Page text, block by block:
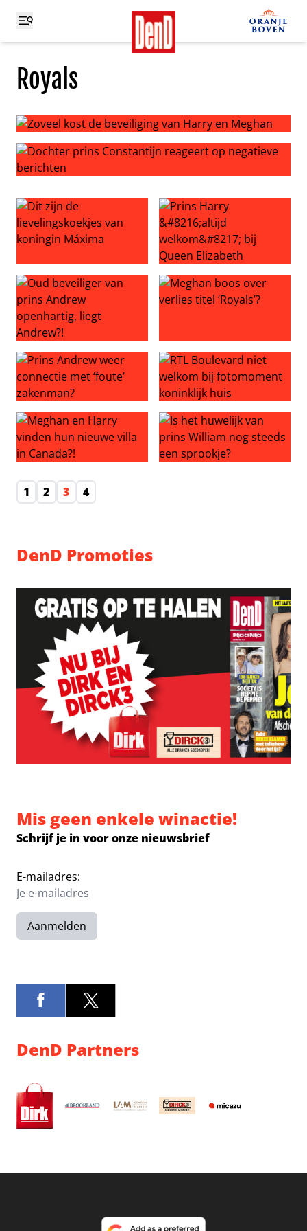
Royals
Zoveel kost de beveiliging van Harry en Meghan
Dit zijn de lievelingskoekjes van koningin Máxima
Prins Harry ‘altijd welkom’
Oud beveiliger van prins Andrew openhartig, liegt
Meghan boos over verlies
Prins Andrew weer connectie met ‘foute’ zakenman?
RTL Boulevard niet
1
2 3 4
DenD Promoties
Mis geen enkele winactie!
Schrijf je in voor onze nieuwsbrief
E-mailadres:
Aanmelden
DenD Partners